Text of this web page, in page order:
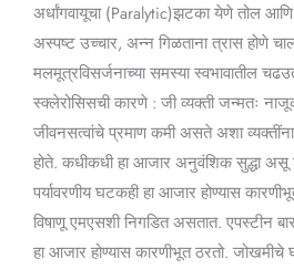
अर्धांगवायूचा (Paralytic)झटका येणे तोल
अस्पष्ट उच्चार, अन्न गिळताना त्रास होणे
मलमूत्रविसर्जनाच्या समस्या स्वभावातील
स्क्लेरोसिसची कारणे : जी व्यक्ती जन्मतः
जीवनसत्वांचे प्रमाण कमी असते अशा
होते. कधीकधी हा आजार अनुवंशिक सुद्धा असू
पर्यावरणीय घटकही हा आजार होण्यास
विषाणू एमएसशी निगडित असतात. एपस्टीन
हा आजार होण्यास कारणीभूत ठरतो.